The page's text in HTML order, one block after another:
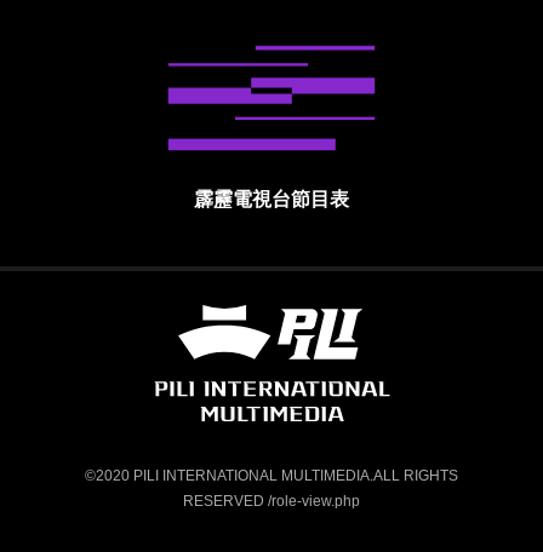
霹靂電視台節目表
霹靂國際多媒體股份有限公司 PILI
©2020 PILI INTERNATIONAL MULTIMEDIA.ALL RIGHTS
RESERVED /role-view.php